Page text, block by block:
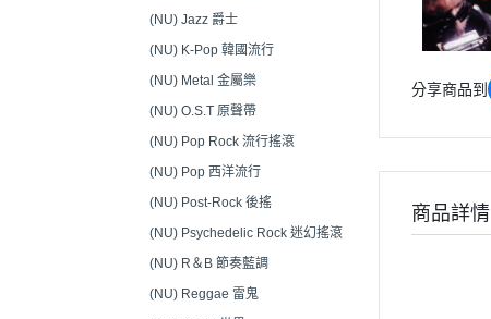
(NU) Jazz 爵士
(NU) K-Pop 韓國流行
(NU) Metal 金屬樂
(NU) O.S.T 原聲帶
(NU) Pop Rock 流行搖滾
(NU) Pop 西洋流行
(NU) Post-Rock 後搖
(NU) Psychedelic Rock 迷幻搖滾
(NU) R＆B 節奏藍調
(NU) Reggae 雷鬼
分享商品到
商品詳情